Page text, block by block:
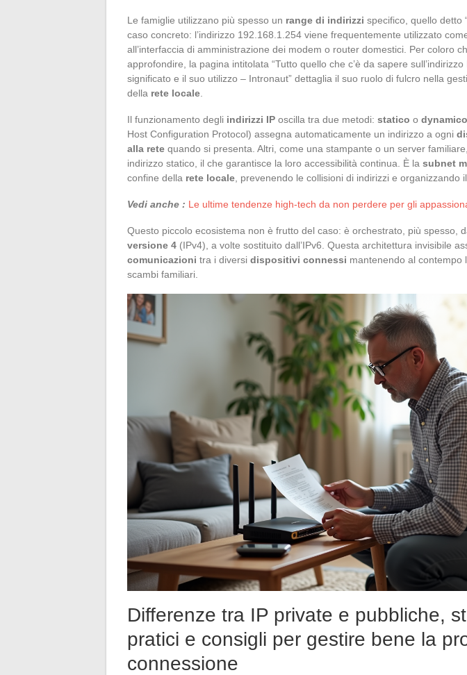
Le famiglie utilizzano più spesso un range di indirizzi specifico, quello detto
caso concreto: l’indirizzo 192.168.1.254 viene frequentemente utilizzato
all’interfaccia di amministrazione dei modem o router domestici. Per coloro
approfondire, la pagina intitolata “Tutto quello che c’è da sapere
significato e il suo utilizzo – Intronaut” dettaglia il suo ruolo di fulcro nella
della rete locale
Il funzionamento degli indirizzi IP oscilla tra due metodi: statico o dynamico
Host Configuration Protocol) assegna automaticamente un indirizzo a ogni
alla rete quando si presenta. Altri, come una stampante o un server
indirizzo statico, il che garantisce la loro accessibilità continua. È la subnet
confine della rete locale , prevenendo le collisioni di indirizzi e organizzando
Vedi anche : Le ultime tendenze high-tech da non perdere per gli
Questo piccolo ecosistema non è frutto del caso: è orchestrato, più spesso,
versione 4 (IPv4), a volte sostituito dall’IPv6. Questa architettura invisibile
comunicazioni tra i diversi dispositivi connessi mantenendo al contempo
scambi familiari.
Differenze tra IP private e pubbliche,
pratici e consigli per gestire bene la
connessione